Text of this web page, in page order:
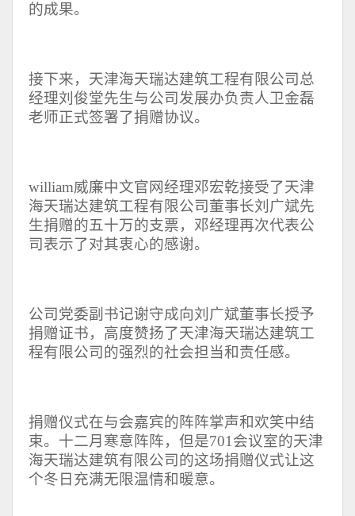
的成果。
接下来，天津海天瑞达建筑工程有限公司总
经理刘俊堂先生与公司发展办负责人卫金磊
老师正式签署了捐赠协议。
william威廉中文官网经理邓宏乾接受了天津
海天瑞达建筑工程有限公司董事长刘广斌先
生捐赠的五十万的支票，邓经理再次代表公
司表示了对其衷心的感谢。
公司党委副书记谢守成向刘广斌董事长授予
捐赠证书，高度赞扬了天津海天瑞达建筑工
程有限公司的强烈的社会担当和责任感。
捐赠仪式在与会嘉宾的阵阵掌声和欢笑中结
束。十二月寒意阵阵，但是701 会议室的天津
海天瑞达建筑有限公司的这场捐赠仪式让这
个冬日充满无限温情和暖意。